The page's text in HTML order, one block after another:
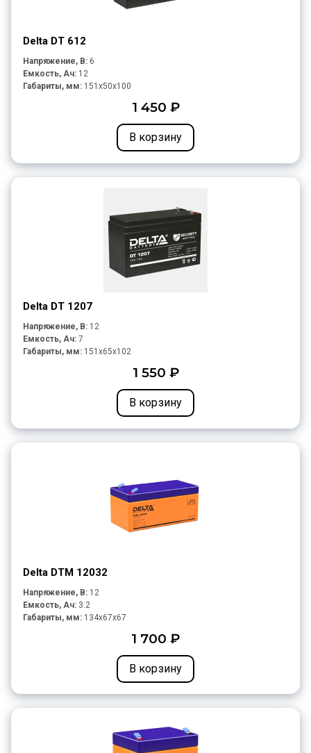
Delta DT 612
Напряжение, В: 6
Емкость, Ач: 12
Габариты, мм: 151x50x100
1 450 ₽
В корзину
Delta DT 1207
Напряжение, В: 12
Емкость, Ач: 7
Габариты, мм: 151x65x102
1 550 ₽
В корзину
Delta DTM 12032
Напряжение, В: 12
Емкость, Ач: 3.2
Габариты, мм: 134x67x67
1 700 ₽
В корзину